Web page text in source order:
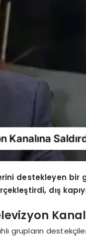
destekleyen bir
dış
grupların